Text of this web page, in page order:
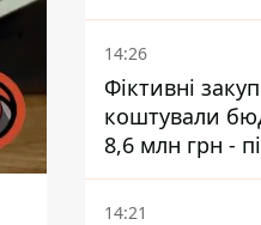
триватиме
14:26
Фіктивні
коштували
8,6 млн грн -
відшкодувало
14:21